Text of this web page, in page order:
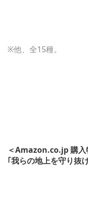
※他、全15種。
＜Amazon.co.jp 購入
｢我らの地上を守り抜